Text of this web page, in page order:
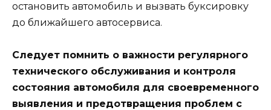
остановить автомобиль и вызвать буксировку
до ближайшего автосервиса.
Следует помнить о важности регулярного
технического обслуживания и контроля
состояния автомобиля для своевременного
выявления и предотвращения проблем с